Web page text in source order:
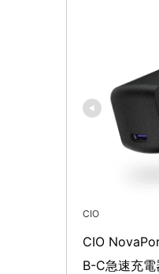
CIO
CIO
B-C急速充